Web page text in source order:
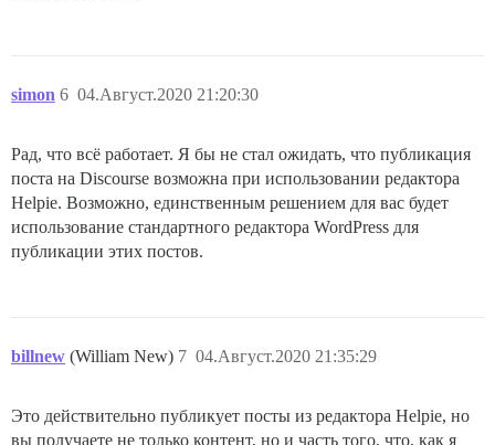
simon 04.Август.2020 21:20:30
6
Рад, что всё работает. Я бы не стал ожидать, что публикация
поста на Discourse возможна при использовании редактора
Helpie. Возможно, единственным решением для вас будет
использование стандартного редактора WordPress для
публикации этих постов.
billnew (William New) 04.Август.2020 21:35:29
7
Это действительно публикует посты из редактора Helpie, но
вы получаете не только контент, но и часть того, что, как я